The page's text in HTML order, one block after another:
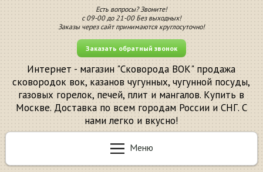
Есть вопросы? Звоните!
с 09-00 до 21-00 Без выходных!
Заказы через сайт принимаются круглосуточно!
Заказать обратный звонок
Интернет - магазин "Сковорода ВОК" продажа
сковородок вок, казанов чугунных, чугунной посуды,
газовых горелок, печей, плит и мангалов. Купить в
Москве. Доставка по всем городам России и СНГ. С
нами легко и вкусно!
Меню